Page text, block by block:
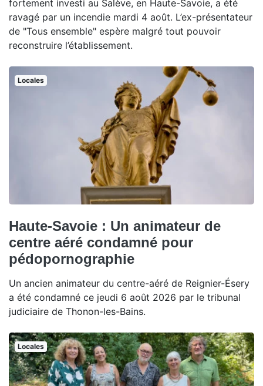
fortement investi au Salève, en Haute-Savoie, a été
ravagé par un incendie mardi 4 août. L’ex-présentateur
de "Tous ensemble" espère malgré tout pouvoir
reconstruire l’établissement.
Locales
Haute-Savoie : Un animateur de
centre aéré condamné pour
pédopornographie
Un ancien animateur du centre-aéré de Reignier-Ésery
a été condamné ce jeudi 6 août 2026 par le tribunal
judiciaire de Thonon-les-Bains.
Locales